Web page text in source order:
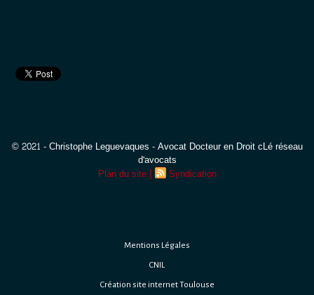
© 2021 - Christophe Leguevaques - Avocat Docteur en Droit cLé réseau
d'avocats
Plan du site | Syndication
Mentions Légales
CNIL
Création site internet Toulouse